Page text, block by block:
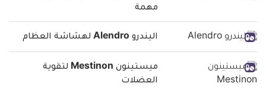
مهمة
اليندرو Alendro لهشاشة العظام
ميستينون Mestinon لتقوية
العضلات